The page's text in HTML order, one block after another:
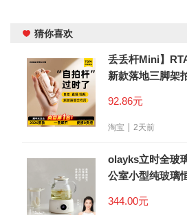
猜你喜欢
丢丢杆Mini】
新款落地三脚架
92.86元
淘宝 2天前
olayks立时全玻
公室小型纯玻璃
344.00元